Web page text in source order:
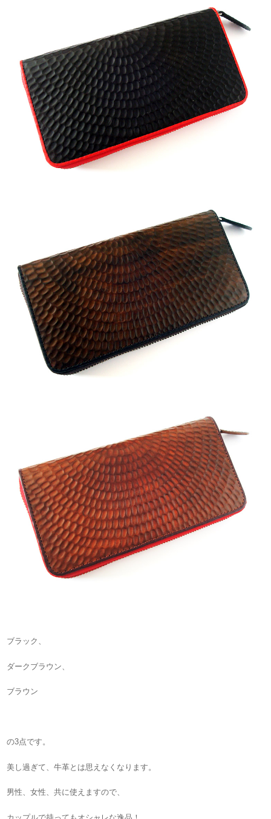
ブラック、
ダークブラウン、
ブラウン
の3点です。
美し過ぎて、牛革とは思えなくなります。
男性、女性、共に使えますので、